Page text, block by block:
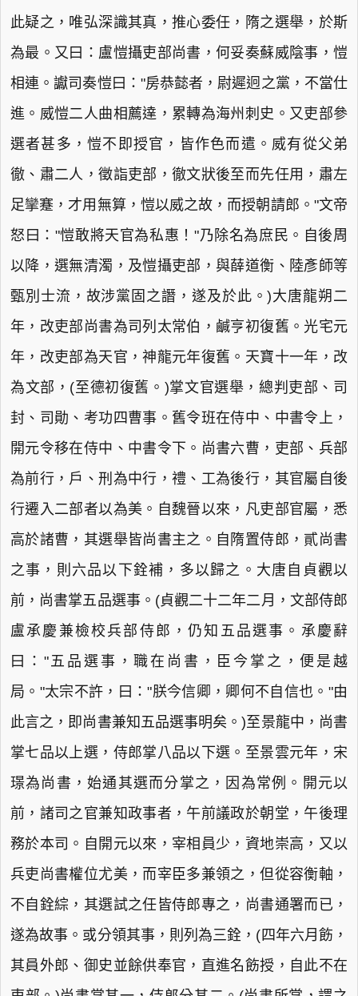
此疑之，唯弘深識其真，推心委任，隋之選舉，於斯
為最。又曰：盧愷攝吏部尚書，何妥奏蘇威陰事，愷
相連。讞司奏愷曰："房恭懿者，尉遲迥之黨，不當仕
進。威愷二人曲相薦達，累轉為海州刺史。又吏部參
選者甚多，愷不即授官，皆作色而遣。威有從父弟
徹、肅二人，徵詣吏部，徹文狀後至而先任用，肅左
足攣蹇，才用無算，愷以威之故，而授朝請郎。"文帝
怒曰："愷敢將天官為私惠！"乃除名為庶民。自後周
以降，選無清濁，及愷攝吏部，與薛道衡、陸彥師等
甄別士流，故涉黨固之譖，遂及於此。)大唐龍朔二
年，改吏部尚書為司列太常伯，鹹亨初復舊。光宅元
年，改吏部為天官，神龍元年復舊。天寶十一年，改
為文部，(至德初復舊。)掌文官選舉，總判吏部、司
封、司勛、考功四曹事。舊令班在侍中、中書令上，
開元令移在侍中、中書令下。尚書六曹，吏部、兵部
為前行，戶、刑為中行，禮、工為後行，其官屬自後
行遷入二部者以為美。自魏晉以來，凡吏部官屬，悉
高於諸曹，其選舉皆尚書主之。自隋置侍郎，貳尚書
之事，則六品以下銓補，多以歸之。大唐自貞觀以
前，尚書掌五品選事。(貞觀二十二年二月，文部侍郎
盧承慶兼檢校兵部侍郎，仍知五品選事。承慶辭
曰："五品選事，職在尚書，臣今掌之，便是越
局。"太宗不許，曰："朕今信卿，卿何不自信也。"由
此言之，即尚書兼知五品選事明矣。)至景龍中，尚書
掌七品以上選，侍郎掌八品以下選。至景雲元年，宋
璟為尚書，始通其選而分掌之，因為常例。開元以
前，諸司之官兼知政事者，午前議政於朝堂，午後理
務於本司。自開元以來，宰相員少，資地崇高，又以
兵吏尚書權位尤美，而宰臣多兼領之，但從容衡軸，
不自銓綜，其選試之任皆侍郎專之，尚書通署而已，
遂為故事。或分領其事，則列為三銓，(四年六月飭，
其員外郎、御史並餘供奉官，直進名飭授，自此不在